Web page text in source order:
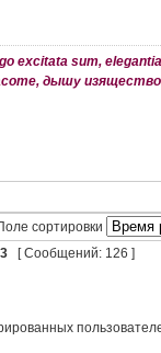
excitata sum,
дышу
сортировки
[ Сообщений: 126 ]